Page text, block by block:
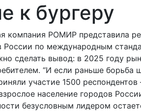
к бургеру
компания РОМИР представила
России по международным
сделать вывод: в 2025 году
“И если раньше
участие 1500
население городов
безусловным лидером